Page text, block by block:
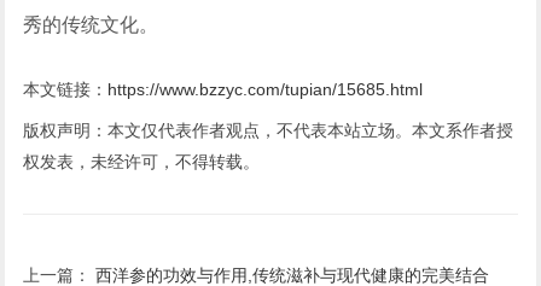
秀的传统文化。
本文链接： https://www.bzzyc.com/tupian/15685.html
版权声明：本文仅代表作者观点，不代表本站立场。本文系作者授
权发表，未经许可，不得转载。
上一篇：西洋参的功效与作用,传统滋补与现代健康的完美结合